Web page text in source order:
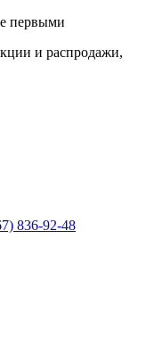
первыми
и распродажи,
836-92-48